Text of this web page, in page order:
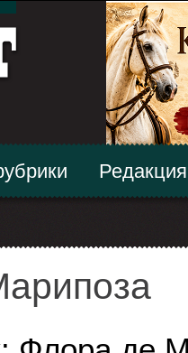
Редакция